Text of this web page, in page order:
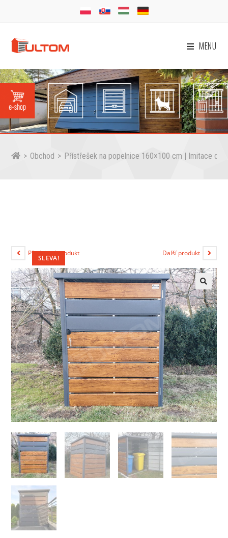
MENU
> Obchod > Přístřešek na popelnice 160×100 cm | Imitace
SLEVA!
Předchozí produkt Další produkt
🔍